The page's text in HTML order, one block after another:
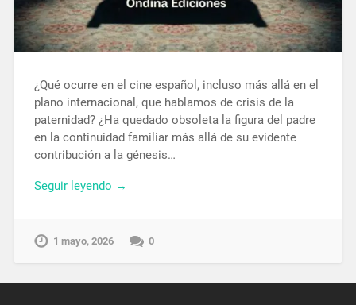
¿Qué ocurre en el cine español, incluso más allá en el
plano internacional, que hablamos de crisis de la
paternidad? ¿Ha quedado obsoleta la figura del padre
en la continuidad familiar más allá de su evidente
contribución a la génesis…
Seguir leyendo →
1 mayo, 2026 0